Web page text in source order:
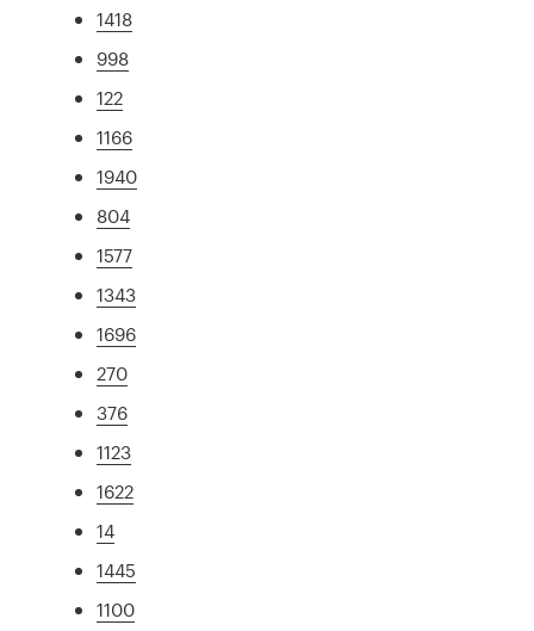
1418
998
122
1166
1940
804
1577
1343
1696
270
376
1123
1622
14
1445
1100